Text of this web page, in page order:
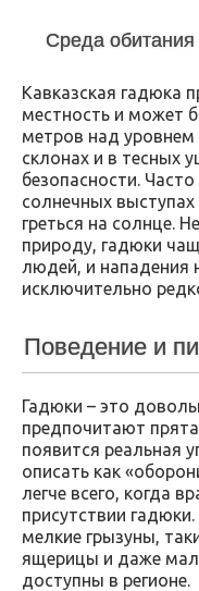
Среда обитания
Кавказская гадюка
местность и может
метров над уровнем
склонах и в тесных
безопасности.
солнечных
греться на солнце.
природу, гадюки
людей, и нападения
исключительно
Поведение и
Гадюки – это
предпочитают
появится реальная
описать как
легче всего, когда
присутствии
мелкие грызуны,
ящерицы и даже
доступны в регионе.